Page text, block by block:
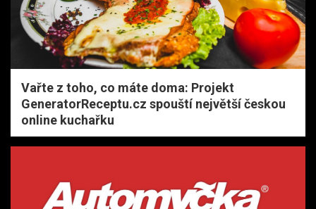
Vařte z toho, co máte doma: Projekt
GeneratorReceptu.cz spouští největší českou
online kuchařku